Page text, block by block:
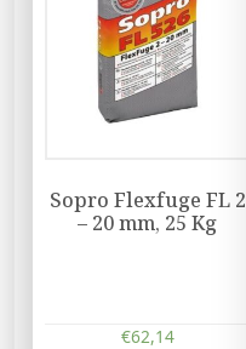
Sopro Flexfuge FL 2
– 20 mm, 25 Kg
€62,14